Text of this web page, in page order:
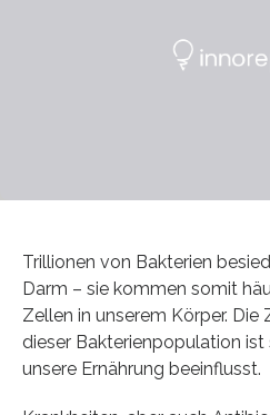
Trillionen von Bakterien
Darm – sie kommen somit
Zellen in unserem Körper.
dieser Bakterienpopulation ist
unsere Ernährung beeinflusst.